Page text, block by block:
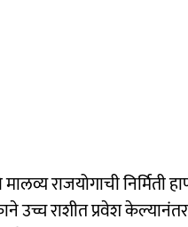
राजयोगाची
उच्च राशीत प्रवेश